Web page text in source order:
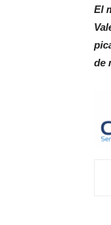
El
de